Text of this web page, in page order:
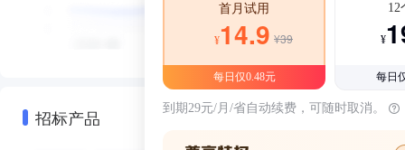
招标产品
首月试用
¥14.9 ¥39
每日仅0.48元
12
¥
每日
到期29元/月/省自动续费，可随时取消。